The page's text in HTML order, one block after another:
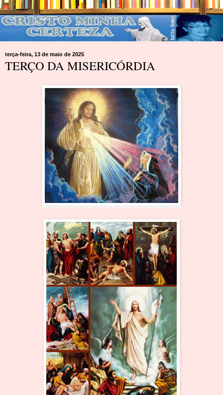
terça-feira, 13 de maio de 2025
TERÇO DA MISERICÓRDIA